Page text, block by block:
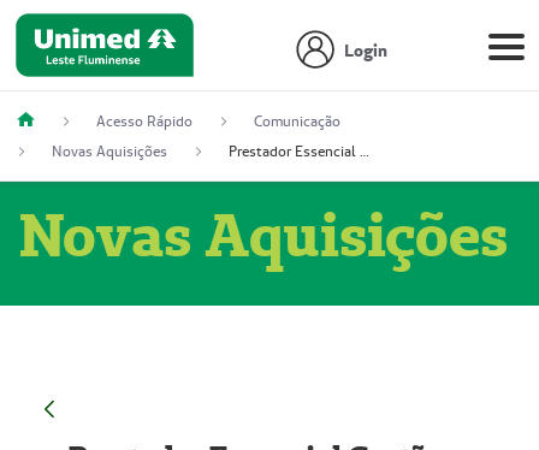
Login
Acesso Rápido
Comunicação
Novas Aquisições
Prestador Essencial Gestão em Saúde Ereli (51004354-7)
Novas Aquisições